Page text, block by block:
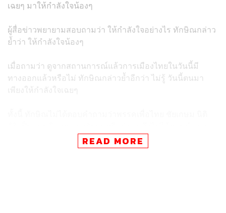
เฉยๆ มาให้กำลังใจน้องๆ
ผู้สื่อข่าวพยายามสอบถามว่า ให้กำลังใจอย่างไร ทักษิณกล่าว
ย้ำว่า ให้กำลังใจน้องๆ
เมื่อถามว่า ดูจากสถานการณ์แล้วการเมืองไทยในวันนี้มี
ทางออกแล้วหรือไม่ ทักษิณกล่าวย้ำอีกว่า ไม่รู้ วันนี้ตนมา
เพียงให้กำลังใจเฉยๆ
กรณีที่ระบุว่า ร.อ. ธรรมนัส พรหมเผ่า ประธานที่ปรึกษา
พรรคกล้าธรรมไว้ใจไม่ได้
READ MORE